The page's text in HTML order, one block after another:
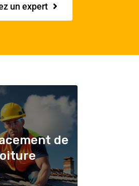
un expert
de